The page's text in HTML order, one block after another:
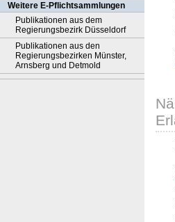
Weitere E-Pflichtsammlungen
Publikationen aus dem
Regierungsbezirk Düsseldorf
Publikationen aus den
Regierungsbezirken Münster,
Arnsberg und Detmold